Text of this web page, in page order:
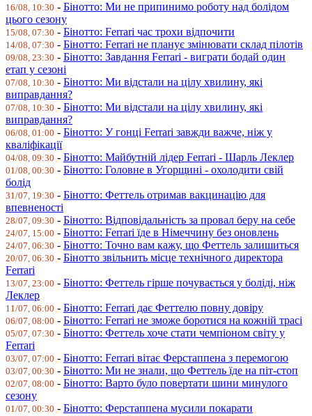
16/08, 10:30 - Бінотто: Ми не припинимо роботу над болідом
цього сезону
15/08, 07:30 - Бінотто: Ferrari час трохи відпочити
14/08, 07:30 - Бінотто: Ferrari не планує змінювати склад пілотів
09/08, 23:30 - Бінотто: Завдання Ferrari - виграти бодай один
етап у сезоні
07/08, 10:30 - Бінотто: Ми відстали на цілу хвилину, які
виправдання?
07/08, 10:30 - Бінотто: Ми відстали на цілу хвилину, які
виправдання?
06/08, 01:00 - Бінотто: У гонці Ferrari завжди важче, ніж у
кваліфікації
04/08, 09:30 - Бінотто: Майбутній лідер Ferrari - Шарль Леклер
01/08, 00:30 - Бінотто: Головне в Угорщині - охолодити свій
болід
31/07, 19:30 - Бінотто: Феттель отримав вакцинацію для
впевненості
28/07, 09:30 - Бінотто: Відповідальність за провал беру на себе
24/07, 15:00 - Бінотто: Ferrari їде в Німеччину без оновлень
24/07, 06:30 - Бінотто: Точно вам кажу, що Феттель залишиться
20/07, 06:30 - Бінотто звільнить місце технічного директора
Ferrari
13/07, 23:00 - Бінотто: Феттель гірше почувається у боліді, ніж
Леклер
11/07, 06:00 - Бінотто: Ferrari дає Феттелю повну довіру
06/07, 08:00 - Бінотто: Ferrari не зможе боротися на кожній трасі
05/07, 07:30 - Бінотто: Феттель хоче стати чемпіоном світу у
Ferrari
03/07, 07:00 - Бінотто: Ferrari вітає Ферстаппена з перемогою
03/07, 00:30 - Бінотто: Ми не знали, що Феттель їде на піт-стоп
02/07, 08:00 - Бінотто: Варто було повертати шини минулого
сезону
01/07, 00:30 - Бінотто: Ферстаппена мусили покарати